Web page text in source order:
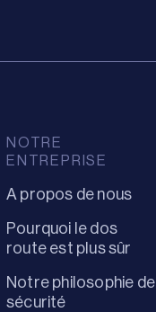
NOTRE
ENTREPRISE
A propos de nous
Pourquoi le dos
route est plus sûr
Notre philosophie de
sécurité